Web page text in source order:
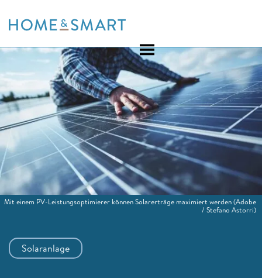
to
Solaranlage
Mit einem PV-Leistungsoptimierer können Solarerträge maximiert werden(Adobe
/ Stefano Astorri)